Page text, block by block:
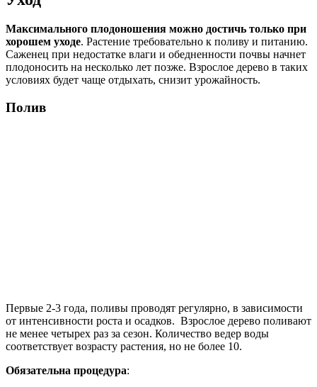
Максимального плодоношения можно достичь только при
хорошем уходе. Растение требовательно к поливу и питанию.
Саженец при недостатке влаги и обедненности почвы начнет
плодоносить на несколько лет позже. Взрослое дерево в таких
условиях будет чаще отдыхать, снизит урожайность.
Полив
Первые 2-3 года, поливы проводят регулярно, в зависимости
от интенсивности роста и осадков. Взрослое дерево поливают
не менее четырех раз за сезон. Количество ведер воды
соответствует возрасту растения, но не более 10.
Обязательна процедура: